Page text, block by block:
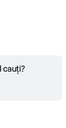
cauți?